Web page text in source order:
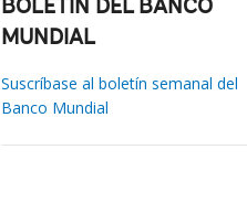
BOLETÍN DEL BANCO
MUNDIAL
Suscríbase al boletín semanal del
Banco Mundial